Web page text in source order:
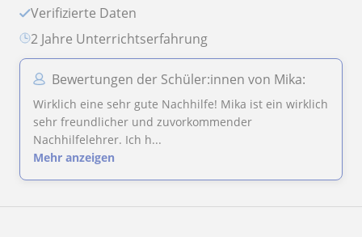
Verifizierte Daten
2 Jahre Unterrichtserfahrung
Bewertungen der Schüler:innen von Mika:
Wirklich eine sehr gute Nachhilfe! Mika ist ein wirklich
sehr freundlicher und zuvorkommender
Nachhilfelehrer. Ich h...
Mehr anzeigen